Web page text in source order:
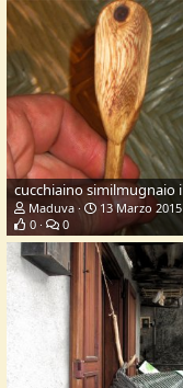
Maduva
13 Marzo 2015
0
0